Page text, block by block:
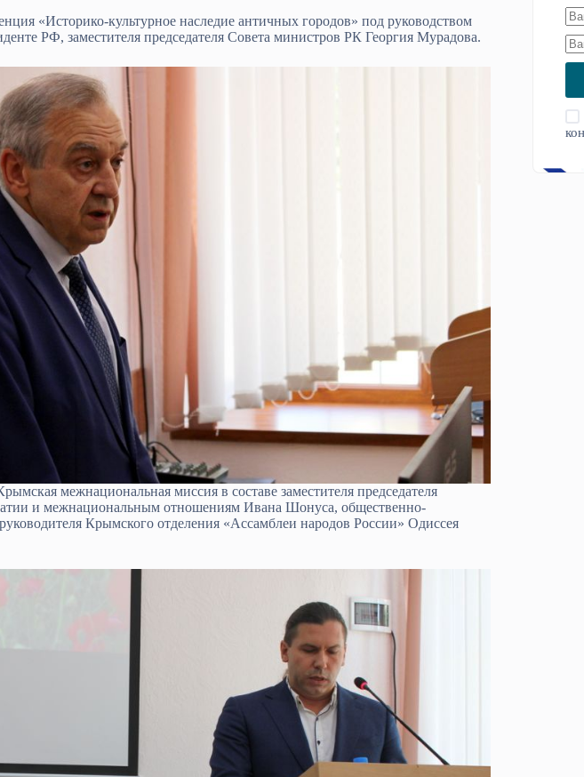
«Историко-культурное наследие античных городов» под руководством
РФ, заместителя председателя Совета министров РК Георгия Мурадова.
межнациональная миссия в составе заместителя председателя
и межнациональным отношениям Ивана Шонуса, общественно-
Крымского отделения «Ассамблеи народов России» Одиссея